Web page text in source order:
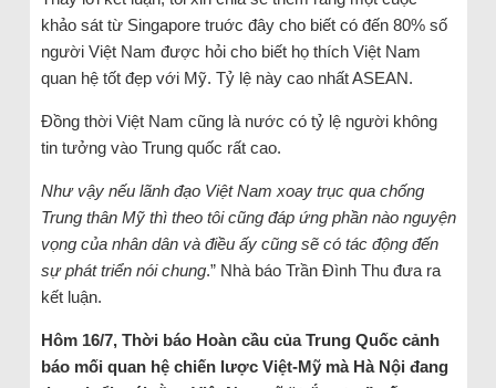
khảo sát từ Singapore truớc đây cho biết có đến 80% số
người Việt Nam được hỏi cho biết họ thích Việt Nam
quan hệ tốt đẹp với Mỹ. Tỷ lệ này cao nhất ASEAN.
Đồng thời Việt Nam cũng là nước có tỷ lệ người không
tin tưởng vào Trung quốc rất cao.
Như vậy nếu lãnh đạo Việt Nam xoay trục qua chống
Trung thân Mỹ thì theo tôi cũng đáp ứng phần nào nguyện
vọng của nhân dân và điều ấy cũng sẽ có tác động đến
sự phát triển nói chung.” Nhà báo Trần Đình Thu đưa ra
kết luận.
Hôm 16/7, Thời báo Hoàn cầu của Trung Quốc cảnh
báo mối quan hệ chiến lược Việt-Mỹ mà Hà Nội đang